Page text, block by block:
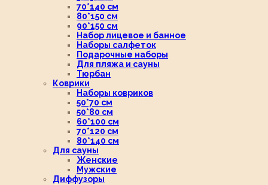
70*140 см
80*150 см
90*150 см
Набор лицевое и банное
Наборы салфеток
Подарочные наборы
Для пляжа и сауны
Тюрбан
Коврики
Наборы ковриков
50*70 см
50*80 см
60*100 см
70*120 см
80*140 см
Для сауны
Женские
Мужские
Диффузоры